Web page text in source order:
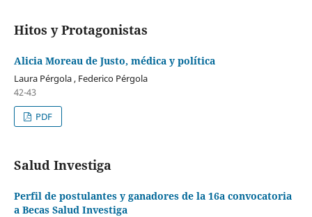
Hitos y Protagonistas
Alicia Moreau de Justo, médica y política
Laura Pérgola , Federico Pérgola
42-43
PDF
Salud Investiga
Perfil de postulantes y ganadores de la 16a convocatoria
a Becas Salud Investiga